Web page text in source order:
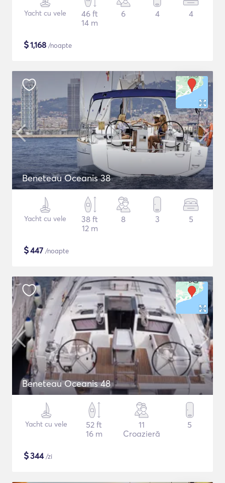
Yacht cu vele
46 ft
14 m
6 4 4
$1,168 /noapte
Beneteau Oceanis 38
Yacht cu vele
38 ft
12 m
8 3 5
$447 /noapte
Beneteau Oceanis 48
Yacht cu vele
52 ft
16 m
11
Croazieră
5
$344/zi